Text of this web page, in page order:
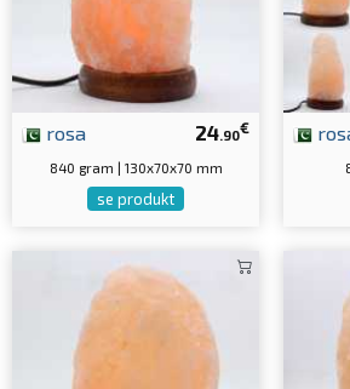
24.90€
rosa
840 gram | 130x70x70 mm
se produkt